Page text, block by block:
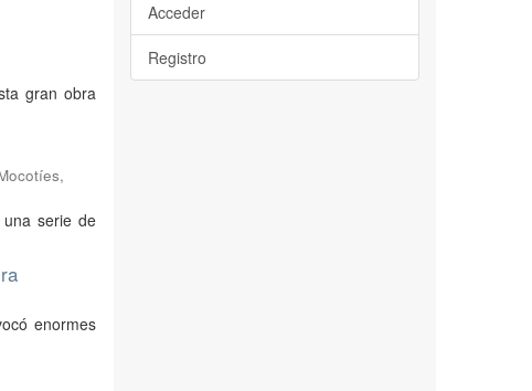
gran obra
,
serie de
enormes
Acceder
Registro